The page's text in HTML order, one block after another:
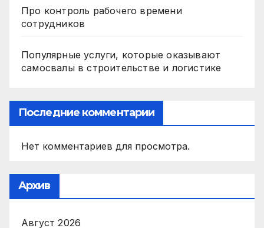
Про контроль рабочего времени
сотрудников
Популярные услуги, которые оказывают
самосвалы в строительстве и логистике
Последние комментарии
Нет комментариев для просмотра.
Архив
Август 2026